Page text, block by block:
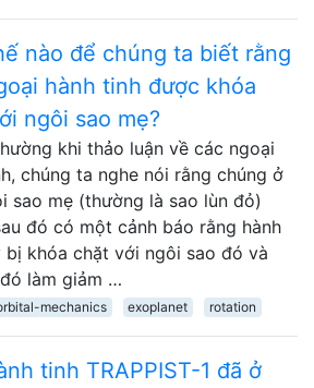
nào để chúng ta biết rằng
hành tinh được khóa
ngôi sao mẹ?
khi thảo luận về các ngoại
chúng ta nghe nói rằng chúng ở
sao mẹ (thường là sao lùn đỏ)
đó có một cảnh báo rằng hành
bị khóa chặt với ngôi sao đó và
làm giảm …
mechanics exoplanet rotation
tinh TRAPPIST-1 đã ở